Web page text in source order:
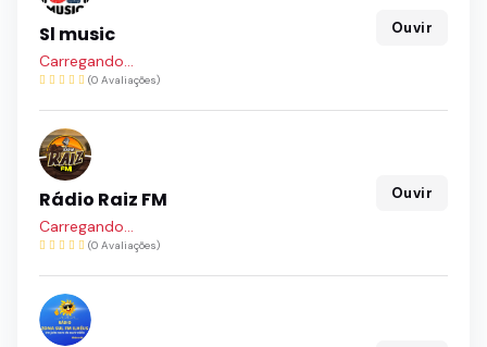
Sl music
Carregando...
(0 Avaliações)
Ouvir
Rádio Raiz FM
Carregando...
(0 Avaliações)
Ouvir